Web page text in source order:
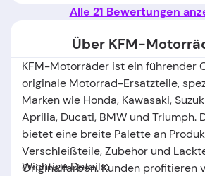
Alle 21 Bewertungen
Über KFM-
KFM-Motorräder ist ein führender
originale Motorrad-Ersatzteile,
Marken wie Honda, Kawasaki,
Aprilia, Ducati, BMW und Triumph.
bietet eine breite Palette an
Verschleißteile, Zubehör und
Originalfarben. Kunden profitieren
Wichtige Details: